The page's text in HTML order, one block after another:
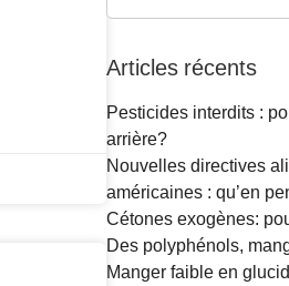
Articles récents
Pesticides interdits :
arrière?
Nouvelles directives
américaines : qu’en
Cétones exogènes:
Des polyphénols,
Manger faible en